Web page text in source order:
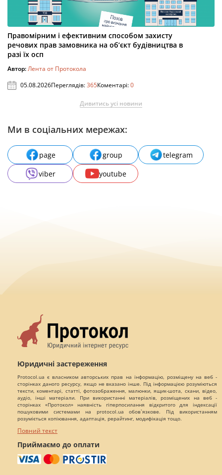
Правомірним і ефективним способом захисту
речових прав замовника на об’єкт будівництва в
разі їх осп
Автор:Лента от Протокола
05.08.2026Переглядів:365Коментарі:0
Дивитись усі новини
Ми в соціальних мережах:
page group
telegram
viber
youtube
Юридичні застереження
Protocol.ua є власником авторських прав на інформацію, розміщену на веб -
сторінках даного ресурсу, якщо не вказано інше. Під інформацією розуміються
тексти, коментарі, статті, фотозображення, малюнки, ящик-шота, скани, відео,
аудіо, інші матеріали. При використанні матеріалів, розміщених на веб -
сторінках «Протокол» наявність гіперпосилання відкритого для індексації
пошуковими системами на protocol.ua обов`язкове. Під використанням
розуміється копіювання, адаптація, рерайтинг, модифікація тощо.
Повний текст
Приймаємо до оплати